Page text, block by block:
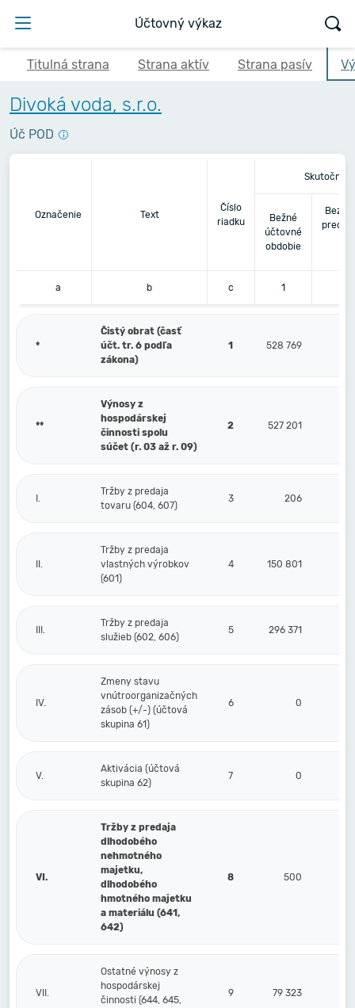
Účtovný výkaz
Titulná strana Strana aktív Strana pasív
Divoká voda, s.r.o.
Úč POD
Označenie Text
Číslo
riadku
Skutočnosť
Bežné
účtovné
obdobie
a b c 1
*
Čistý obrat (časť
účt. tr. 6 podľa
zákona)
1 528 769
**
Výnosy z
hospodárskej
činnosti spolu
súčet (r. 03 až r. 09)
2 527 201
I.
Tržby z predaja
tovaru (604, 607)
3 206
II.
Tržby z predaja
vlastných výrobkov
(601)
4 150 801
III.
Tržby z predaja
služieb (602, 606)
5 296 371
IV.
Zmeny stavu
vnútroorganizačných
zásob (+/-) (účtová
skupina 61)
6 0
V.
Aktivácia (účtová
skupina 62)
7 0
VI.
Tržby z predaja
dlhodobého
nehmotného
majetku,
dlhodobého
hmotného majetku
a materiálu (641,
642)
8 500
VII.
Ostatné výnosy z
hospodárskej
činnosti (644, 645,
9 79 323